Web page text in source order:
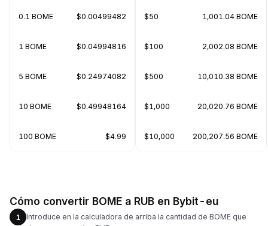
0.1 BOME $0.00499482
1 BOME $0.04994816
5 BOME $0.24974082
10 BOME $0.49948164
100 BOME $4.99
$50 1,001.04 BOME
$100 2,002.08 BOME
$500 10,010.38 BOME
$1,000 20,020.76 BOME
$10,000 200,207.56 BOME
Cómo convertir BOME a RUB en Bybit-eu
1
Introduce en la calculadora de arriba la cantidad de BOME que